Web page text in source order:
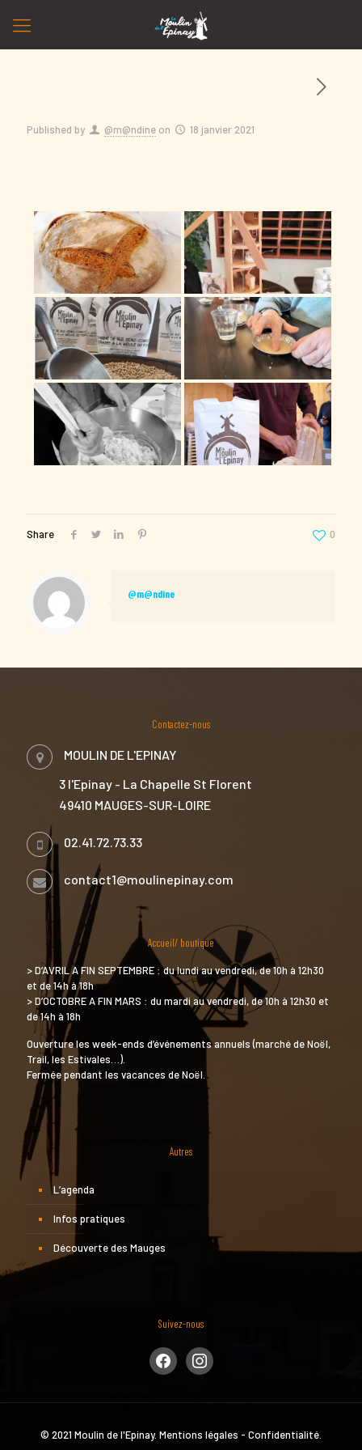
Published by @m@ndine on 18 janvier 2021
Share 0
@m@ndine
Contactez-nous
MOULIN DE L'EPINAY
3 l'Epinay - La Chapelle St Florent
49410 MAUGES-SUR-LOIRE
02.41.72.73.33
contact1@moulinepinay.com
Accueil/ boutique
> D’AVRIL A FIN SEPTEMBRE : du lundi au vendredi, de 10h à 12h30
et de 14h à 18h
> D’OCTOBRE A FIN MARS : du mardi au vendredi, de 10h à 12h30 et
de 14h à 18h
Ouverture les week-ends d’événements annuels (marché de Noël,
Trail, les Estivales…).
Fermée pendant les vacances de Noël.
Autres
L’agenda
Infos pratiques
Découverte des Mauges
Suivez-nous
facebookinstagram
© 2021 Moulin de l'Epinay. Mentions légales - Confidentialité